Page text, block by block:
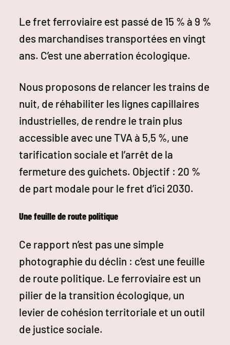
Le fret ferroviaire est passé de 15 % à 9 %
des marchandises transportées en vingt
ans. C’est une aberration écologique.
Nous proposons de relancer les trains de
nuit, de réhabiliter les lignes capillaires
industrielles, de rendre le train plus
accessible avec une TVA à 5,5 %, une
tarification sociale et l’arrêt de la
fermeture des guichets. Objectif : 20 %
de part modale pour le fret d’ici 2030.
Une feuille de route politique
Ce rapport n’est pas une simple
photographie du déclin : c’est une feuille
de route politique. Le ferroviaire est un
pilier de la transition écologique, un
levier de cohésion territoriale et un outil
de justice sociale.